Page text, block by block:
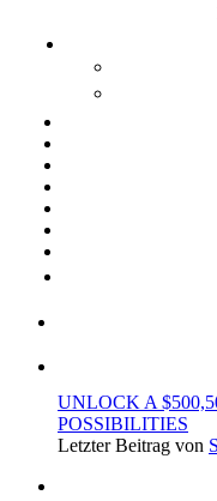
UNLOCK A
POSSIBILITIES
Letzter Beitrag von